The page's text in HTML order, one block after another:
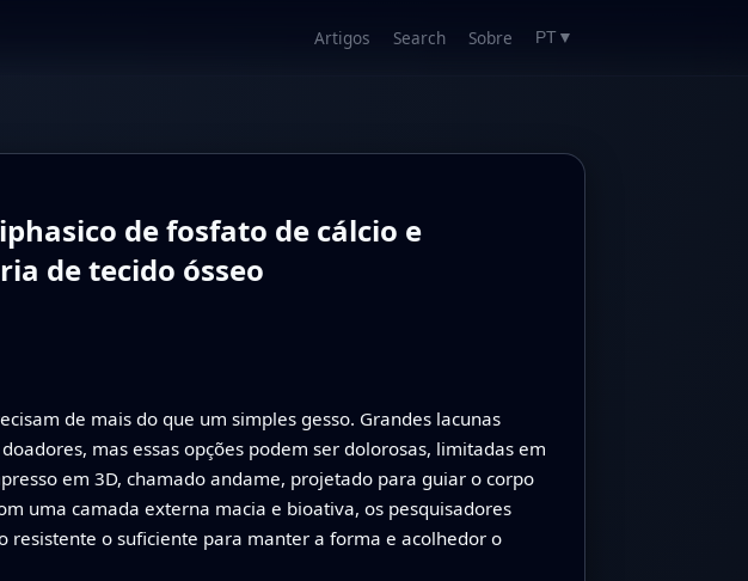
Artigos Search Sobre PT ▼
de fosfato de cálcio e
de tecido ósseo
de mais do que um simples gesso. Grandes lacunas
mas essas opções podem ser dolorosas, limitadas em
em 3D, chamado andame, projetado para guiar o corpo
uma camada externa macia e bioativa, os pesquisadores
o suficiente para manter a forma e acolhedor o